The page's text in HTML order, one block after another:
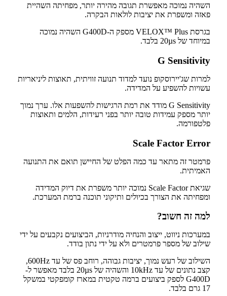
השהיה נמוכה מאפשרת תגובה מהירה יותר, מפחיתה השהיית
פאזה ומשפרת את יציבות לולאות הבקרה.
בגרסת VELOX™ Plus מספק ה-G400D השהיה נמוכה
במיוחד של 20µs בלבד.
G Sensitivity
למרות שג'יירוסקופ נועד למדוד תנועה זוויתית, תאוצות ליניאריות
עשויות להשפיע על המדידה.
G Sensitivity מודד את רמת הרגישות להשפעות אלו. ערך נמוך
יותר מספק עמידות טובה יותר בפני רעידות, הלמים ותאוצות
פלטפורמה.
Scale Factor Error
פרמטר זה מתאר עד כמה הפלט של החיישן תואם את התנועה
האמיתית.
שגיאת Scale Factor נמוכה יותר משפרת את דיוק המדידה
ומפחיתה את הצורך בכיולים ותיקוני תוכנה ברמת המערכת.
למה זה חשוב?
במערכות ניווט, ייצוב והנחיה מודרניות, הביצועים נקבעים על ידי
שילוב של מספר פרמטרים ולא על ידי נתון בודד.
השילוב של רעש נמוך, יציבות גבוהה, רוחב פס של עד 600Hz,
קצב נתונים של עד 10kHz והשהיה של 20µs בלבד מאפשר ל-
G400D לספק ביצועים ברמה טקטית במארז קומפקטי במשקל
17 גרם בלבד.